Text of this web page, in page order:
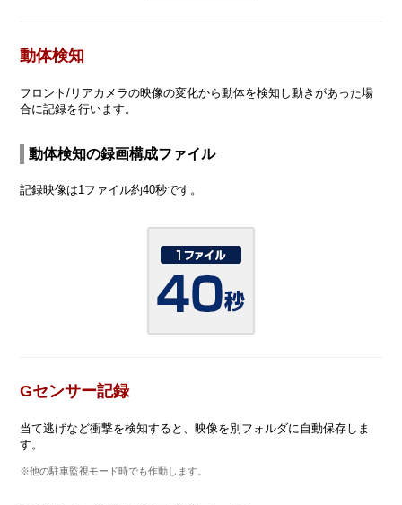
動体検知
フロント/リアカメラの映像の変化から動体を検知し動きがあった場
合に記録を行います。
動体検知の録画構成ファイル
記録映像は1ファイル約40秒です。
Gセンサー記録
当て逃げなど衝撃を検知すると、映像を別フォルダに自動保存しま
す。
※他の駐車監視モード時でも作動します。